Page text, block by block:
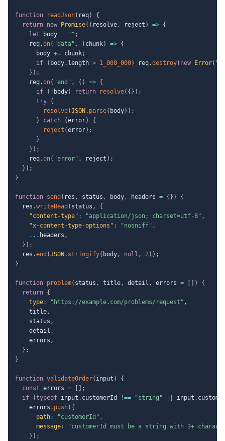
function readJson( req)
{
return new Promise( ( resolve, reject ) => {
let body = "" ;
    req
.on( "data" , ( chunk) => {
      body
+= chunk;
if
( body. length > 1_000_000) req.destroy( new Error(
} ) ;
    req
.on( "end" , ( ) => {
if
( ! body) return resolve( { } ) ;
try {
resolve(JSON . parse( body) ) ;
}
catch (error)
{
reject (error) ;
}
} ) ;
    req
.on( "error" , reject ) ;
} ) ;
}
function send ( res , status , body, headers = { } )
{
  res
.writeHead ( status ,
{
"content-type" : "application/json; charset=utf-8" ,
"x-content-type-options" : "nosniff" ,
... headers ,
} ) ;
  res
.end (JSON . stringify( body, null , 2) ) ;
}
function problem( status , title, detail , errors = )
{
return {
type : "https://example.com/problems/request" ,
    title
,
    status
,
    detail
,
    errors
,
} ;
}
function validateOrder( input )
{
const errors =
;
if
(typeof input . customerId !== "string" input .
    errors
. push( {
path : "customerId" ,
message :
"customerId must be a string with 3+
} ) ;